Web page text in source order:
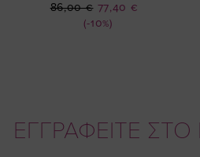
(-10%)
Ειδική
Τιμή
77,40 €
86,00 €
ΕΓΓΡΑΦΕΙΤΕ ΣΤΟ